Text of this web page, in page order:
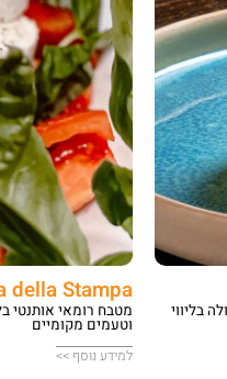
בליווי
della Stampa
מטבח רומאי אותנטי
וטעמים מקומיים
למידע נוסף >>